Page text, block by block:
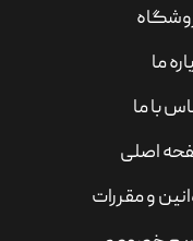
ما
با ما
اصلی
و مقررات